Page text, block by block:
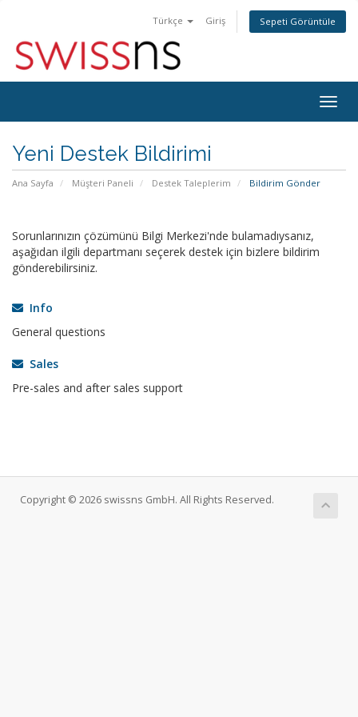
Türkçe Giriş Sepeti Görüntüle
Yeni Destek Bildirimi
Ana Sayfa Müşteri Paneli Destek Taleplerim Bildirim Gönder
Sorunlarınızın çözümünü Bilgi Merkezi'nde bulamadıysanız,
aşağıdan ilgili departmanı seçerek destek için bizlere bildirim
gönderebilirsiniz.
Info
General questions
Sales
Pre-sales and after sales support
Copyright © 2026 swissns GmbH. All Rights Reserved.